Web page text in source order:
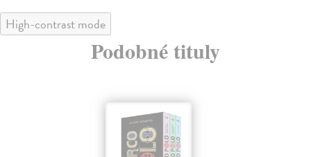
High-contrast mode
Podobné tituly